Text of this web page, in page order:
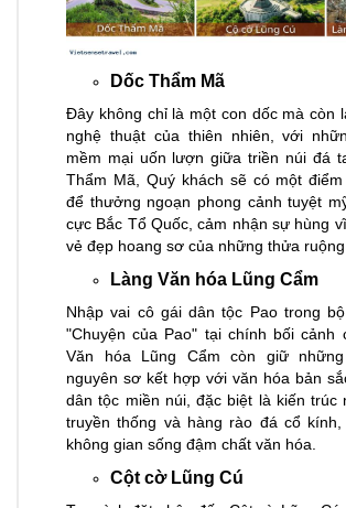
Dốc Thẩm Mã
Đây không chỉ là một con dốc mà còn
nghệ thuật của thiên nhiên, với
mềm mại uốn lượn giữa triền núi đá
Thẩm Mã, Quý khách sẽ có một
để thưởng ngoạn phong cảnh tuyệt
cực Bắc Tổ Quốc, cảm nhận sự hùng
vẻ đẹp hoang sơ của những thửa
Làng Văn hóa Lũng Cẩm
Nhập vai cô gái dân tộc Pao trong
"Chuyện của Pao" tại chính bối cảnh
Văn hóa Lũng Cẩm còn giữ
nguyên sơ kết hợp với văn hóa bản
dân tộc miền núi, đặc biệt là kiến trúc
truyền thống và hàng rào đá cổ
không gian sống đậm chất văn hóa.
Cột cờ Lũng Cú